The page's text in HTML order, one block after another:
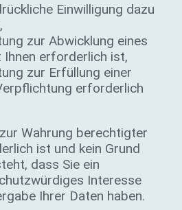
Einwilligung dazu
zur Abwicklung eines
erforderlich ist,
zur Erfüllung einer
erforderlich
Wahrung berechtigter
ist und kein Grund
dass Sie ein
Interesse
Ihrer Daten haben.